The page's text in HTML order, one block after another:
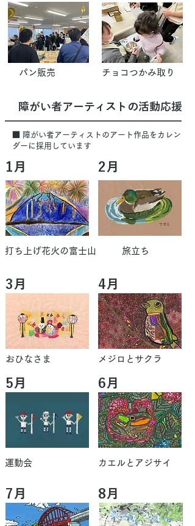
チョコつかみ取り
パン販売
障がい者アーティストの活動応援
障がい者アーティストのアート作品をカレン
ダーに採用しています
1月
打ち上げ花火の富士山
3月
おひなさま
5月
運動会
7月
2月
旅立ち
4月
メジロとサクラ
6月
カエルとアジサイ
8月